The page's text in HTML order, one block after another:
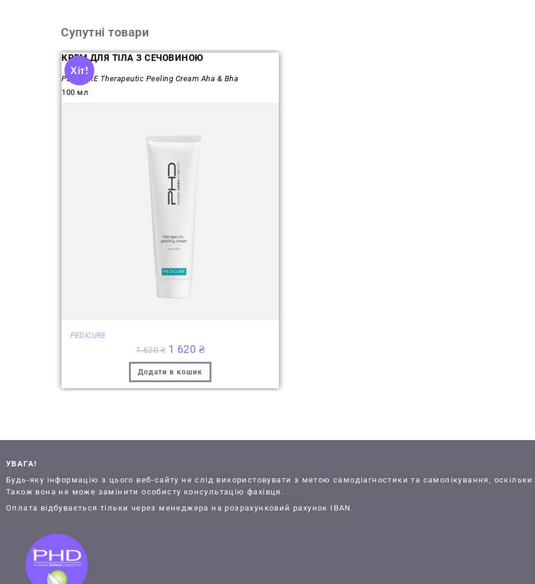
Супутні товари
Хіт!
КРЕМ ДЛЯ ТІЛА З СЕЧОВИНОЮ
PEDICURE Therapeutic Peeling Cream Aha & Bha
100 мл
PEDICURE
1 620₴ 1 620 ₴
Додати в кошик
УВАГА!
Будь-яку інформацію з цього веб-сайту не слід використовувати з метою самодіагностики та самолікування,
Також вона не може замінити особисту консультацію фахівця.
Оплата відбувається тільки через менеджера на розрахунковий рахунок IBAN.